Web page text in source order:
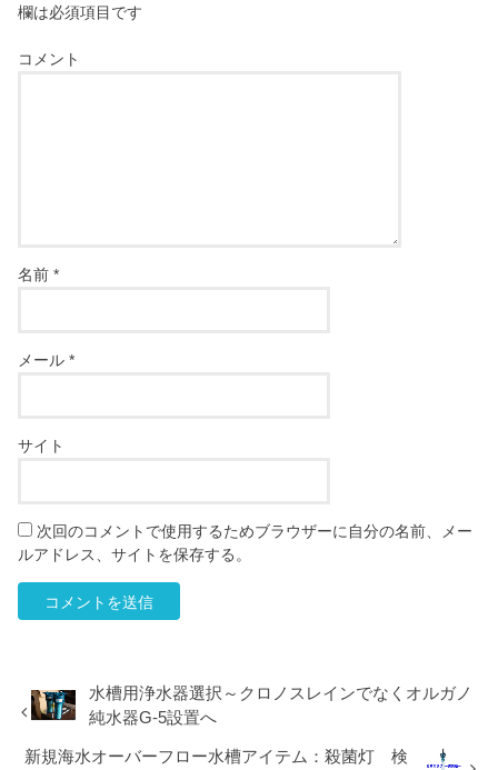
欄は必須項目です
コメント
名前*
メール*
サイト
次回のコメントで使用するためブラウザーに自分の名前、メー
ルアドレス、サイトを保存する。
水槽用浄水器選択～クロノスレインでなくオルガノ
純水器G-5設置へ
新規海水オーバーフロー水槽アイテム：殺菌灯 検